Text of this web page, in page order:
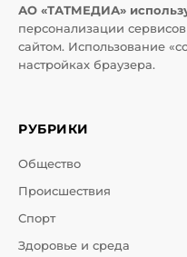
АО «ТАТМЕДИА»
персонализации
сайтом. Использование
настройках браузера.
РУБРИКИ
Общество
Происшествия
Спорт
Здоровье и среда